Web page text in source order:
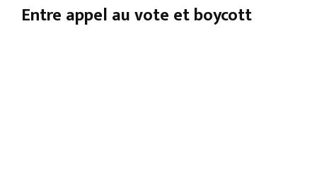
Entre appel au vote et boycott